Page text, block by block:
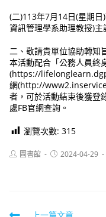
(二)113年7月14日(星期
資訊管理學系助理教授)主
二、敬請貴單位協助轉知
本活動配合「公務人員終
(https://
網(http://
者，可於活動結束後獲登
處FB官網查詢。
瀏覽次數: 315
Post圖書館
Post2024-04-29